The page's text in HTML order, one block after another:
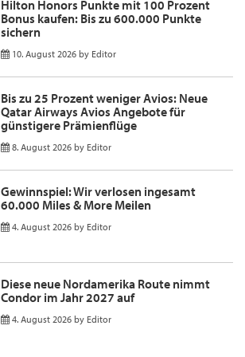
Hilton Honors Punkte mit 100 Prozent
Bonus kaufen: Bis zu 600.000 Punkte
sichern
10. August 2026 by Editor
Bis zu 25 Prozent weniger Avios: Neue
Qatar Airways Avios Angebote für
günstigere Prämienflüge
8. August 2026 by Editor
Gewinnspiel: Wir verlosen ingesamt
60.000 Miles & More Meilen
4. August 2026 by Editor
Diese neue Nordamerika Route nimmt
Condor im Jahr 2027 auf
4. August 2026 by Editor